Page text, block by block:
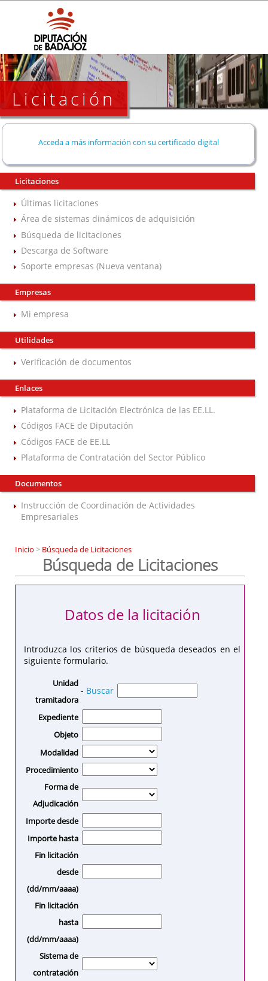
Licitación
Acceda a más información con su certificado digital
Licitaciones
Últimas licitaciones
Área de sistemas dinámicos de adquisición
Búsqueda de licitaciones
Descarga de Software
Soporte empresas (Nueva ventana)
Empresas
Mi empresa
Utilidades
Verificación de documentos
Enlaces
Plataforma de Licitación Electrónica de las EE.LL.
Códigos FACE de Diputación
Códigos FACE de EE.LL
Plataforma de Contratación del Sector Público
Documentos
Instrucción de Coordinación de Actividades
Empresariales
Inicio > Búsqueda de Licitaciones
Búsqueda de Licitaciones
Introduzca los criterios de búsqueda deseados en el
siguiente formulario.
Datos de la licitación
Unidad
tramitadora
- Buscar
Expediente
Objeto
Modalidad
Procedimiento
Forma de
Adjudicación
Importe desde
Importe hasta
Fin licitación
desde
(dd/mm/aaaa)
Fin licitación
hasta
(dd/mm/aaaa)
Sistema de
contratación